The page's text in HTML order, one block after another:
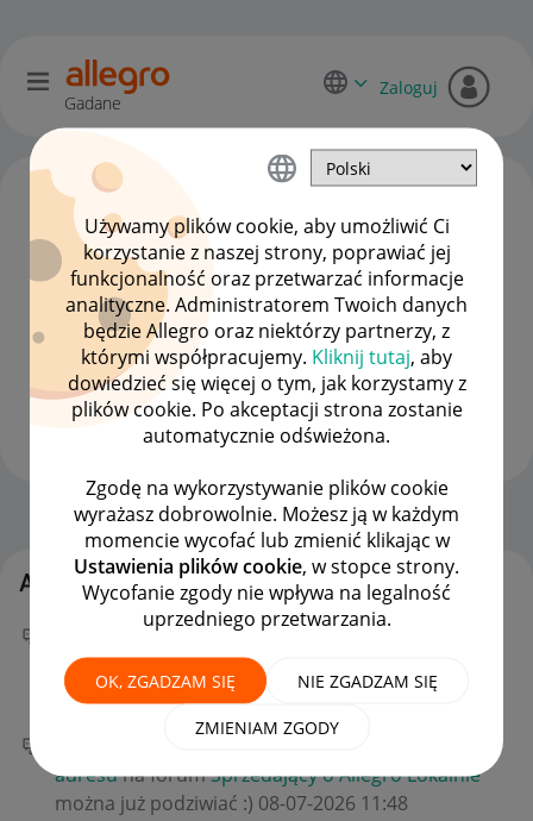
Używamy plików cookie, aby umożliwić Ci
korzystanie z naszej strony, poprawiać jej
funkcjonalność oraz przetwarzać informacje
analityczne. Administratorem Twoich danych
będzie Allegro oraz niektórzy partnerzy, z
którymi współpracujemy. Kliknij tutaj, aby
dowiedzieć się więcej o tym, jak korzystamy z
plików cookie. Po akceptacji strona zostanie
automatycznie odświeżona.
Zgodę na wykorzystywanie plików cookie
wyrażasz dobrowolnie. Możesz ją w każdym
momencie wycofać lub zmienić klikając w
Ustawienia plików cookie, w stopce strony.
Wycofanie zgody nie wpływa na legalność
uprzedniego przetwarzania.
OK, ZGADZAM SIĘ NIE ZGADZAM SIĘ
ZMIENIAM ZGODY
Gadane
Zaloguj
Michal4237
#7 Wielbiciel
Strona Główna OPCJE
Aktywność Michal4237
Twój nowy wpis
Odp.: Allegro Finance a zmiana
adresuna forumSprzedający o Allegro Lokalnie
można już podziwiać :)‎09-07-2026 13:37
adresuna forumSprzedający o Allegro Lokalnie
można już podziwiać :) ‎08-07-2026 11:48